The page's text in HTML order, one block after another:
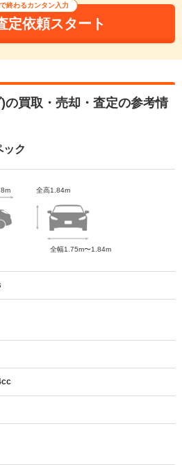
終わるカンタン入力
定依頼スタート
の買取・売却・査定の参考情
ック
全高1.84m
全幅1.75m〜1.84m